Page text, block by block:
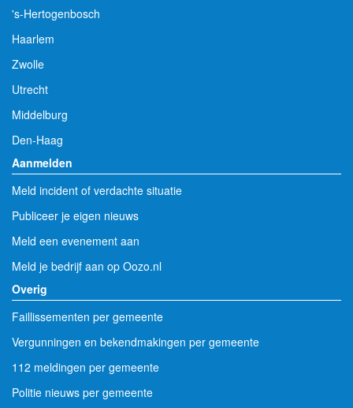
's-Hertogenbosch
Haarlem
Zwolle
Utrecht
Middelburg
Den-Haag
Aanmelden
Meld incident of verdachte situatie
Publiceer je eigen nieuws
Meld een evenement aan
Meld je bedrijf aan op Oozo.nl
Overig
Faillissementen per gemeente
Vergunningen en bekendmakingen per gemeente
112 meldingen per gemeente
Politie nieuws per gemeente